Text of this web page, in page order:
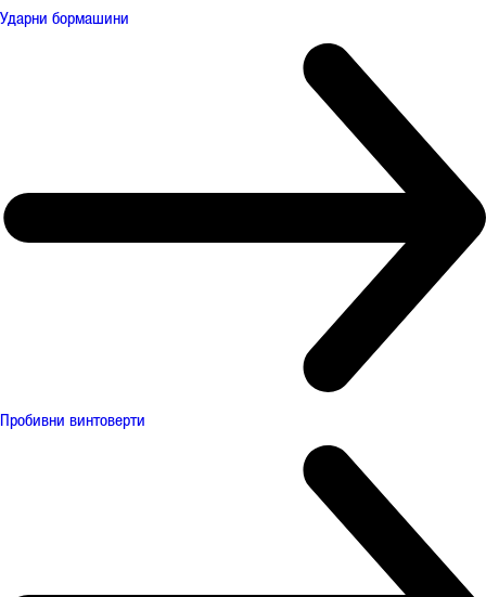
Ударни бормашини
Пробивни винтоверти